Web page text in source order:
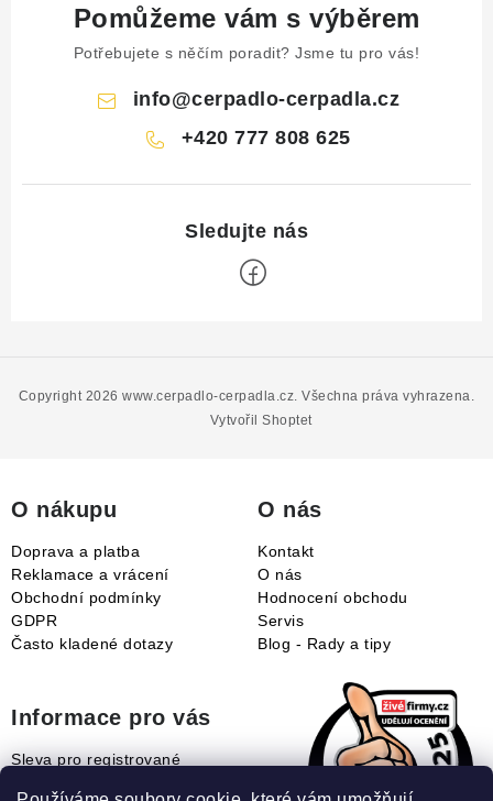
Pomůžeme vám s výběrem
Potřebujete s něčím poradit? Jsme tu pro vás!
info@cerpadlo-cerpadla.cz
+420 777 808 625
Vytvořil Shoptet
Copyright 2026www.cerpadlo-cerpadla.cz. Všechna práva vyhrazena.
O nákupu
Doprava a platba
Reklamace a vrácení
Obchodní podmínky
GDPR
Často kladené dotazy
O nás
Kontakt
O nás
Hodnocení obchodu
Servis
Blog - Rady a tipy
Informace pro vás
Sleva pro registrované